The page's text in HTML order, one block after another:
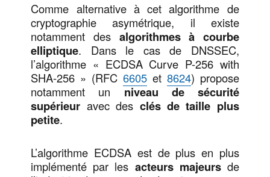
Comme alternative à cet algorithme de
cryptographie asymétrique, il existe
notamment des algorithmes à courbe
elliptique. Dans le cas de DNSSEC,
l’algorithme « ECDSA Curve P-256 with
SHA-256 » (RFC 6605 et 8624) propose
notamment unniveau de sécurité
supérieur avec des clés de taille plus
petite.
L’algorithme ECDSA est de plus en plus
implémenté par les acteurs majeursde